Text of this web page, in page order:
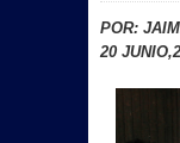
POR:
20